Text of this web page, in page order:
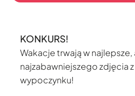
KONKURS!
Wakacje trwają w najlepsze,
najzabawniejszego zdjęcia
wypoczynku!